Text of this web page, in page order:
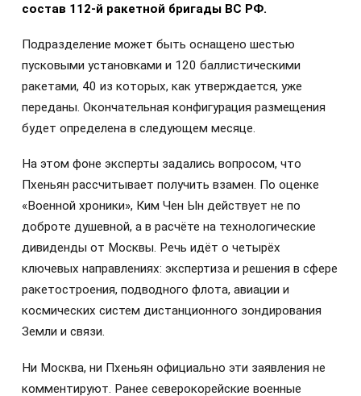
состав 112-й ракетной бригады ВС РФ.
Подразделение может быть оснащено шестью
пусковыми установками и 120 баллистическими
ракетами, 40 из которых, как утверждается, уже
переданы. Окончательная конфигурация размещения
будет определена в следующем месяце.
На этом фоне эксперты задались вопросом, что
Пхеньян рассчитывает получить взамен. По оценке
«Военной хроники», Ким Чен Ын действует не по
доброте душевной, а в расчёте на технологические
дивиденды от Москвы. Речь идёт о четырёх
ключевых направлениях: экспертиза и решения в сфере
ракетостроения, подводного флота, авиации и
космических систем дистанционного зондирования
Земли и связи.
Ни Москва, ни Пхеньян официально эти заявления не
комментируют. Ранее северокорейские военные